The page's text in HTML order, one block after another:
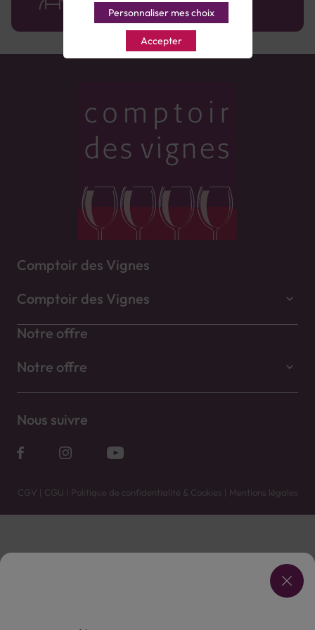
Comptoir des Vignes
Comptoir des Vignes
Notre offre
Notre offre
Nous suivre
CGV | CGU | Politique de confidentialité & Cookies | Mentions légales
Vente uniquement en caves. Contactez votre caviste pour plus de renseignements.
L'ABUS D'ALCOOL EST DANGEREUX POUR LA SANTÉ, À CONSOMMER AVEC MODÉRATION.
Personnaliser mes choix
Accepter